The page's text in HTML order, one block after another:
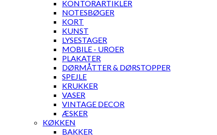
KONTORARTIKLER
NOTESBØGER
KORT
KUNST
LYSESTAGER
MOBILE - UROER
PLAKATER
DØRMÅTTER & DØRSTOPPER
SPEJLE
KRUKKER
VASER
VINTAGE DECOR
ÆSKER
KØKKEN
BAKKER